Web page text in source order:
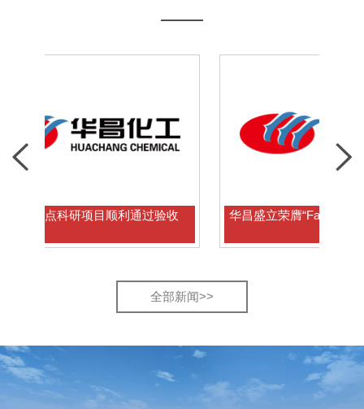
科研项目顺利通过验收
华昌盛立荣膺“Fastest Growing
全部新闻>>